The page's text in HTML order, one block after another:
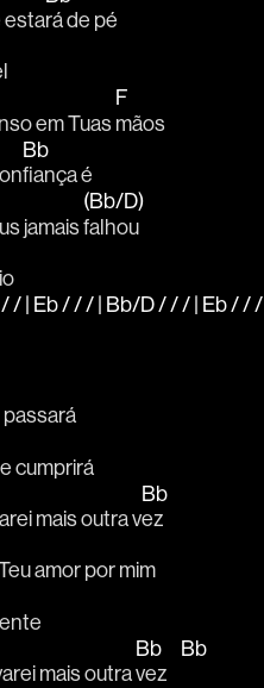
estará de pé
em Tuas
F
mãos
Bb
fiança é
jamais
(Bb/D)
falhou
/ / | Eb / / / | Bb/D / / / | Eb / / / |
passará
cumprirá
mais outra v
Bb
ez
Teu amor por mim
mais outra
Bb
vez
Bb